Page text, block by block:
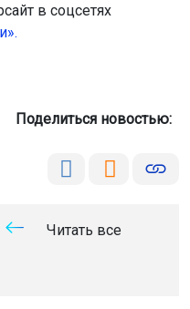
области
и одну